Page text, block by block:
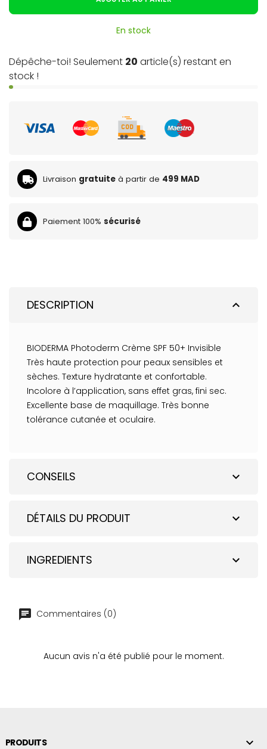
En stock
Dépêche-toi! Seulement 20 article(s) restant en
stock !
Livraison gratuite à partir de 499 MAD
Paiement 100% sécurisé
expand_less
DESCRIPTION
BIODERMA Photoderm Crème SPF 50+ Invisible
Très haute protection pour peaux sensibles et
sèches. Texture hydratante et confortable.
Incolore à l’application, sans effet gras, fini sec.
Excellente base de maquillage. Très bonne
tolérance cutanée et oculaire.
expand_more
CONSEILS
expand_more
DÉTAILS DU PRODUIT
expand_more
INGREDIENTS
Commentaires (0)
Aucun avis n'a été publié pour le moment.
PRODUITS 